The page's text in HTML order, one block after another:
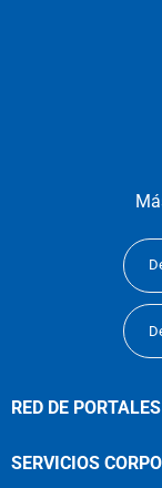
RED DE PORTALES
SERVICIOS